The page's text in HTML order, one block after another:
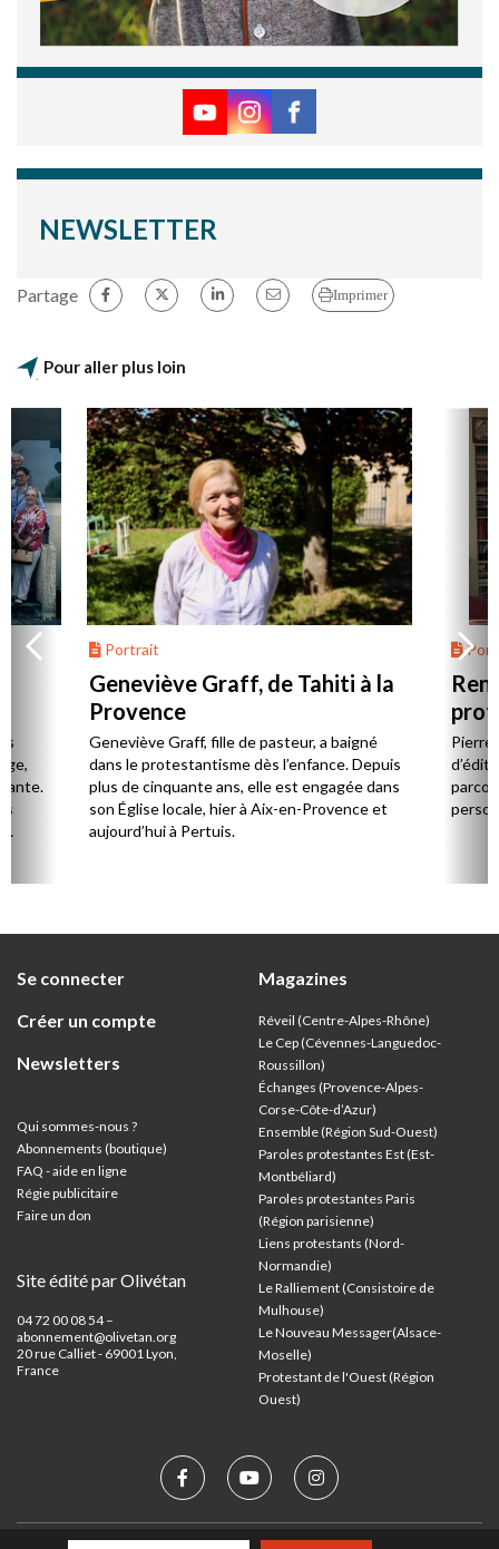
NEWSLETTER
Partage Imprimer
Pour aller plus loin
Portrait
Geneviève Graff, de Tahiti à la
Provence
Geneviève Graff, fille de pasteur, a baigné
dans le protestantisme dès l’enfance. Depuis
plus de cinquante ans, elle est engagée dans
son Église locale, hier à Aix-en-Provence et
aujourd’hui à Pertuis.
Se connecter
Créer un compte
Newsletters
Qui sommes-nous ?
Abonnements (boutique)
FAQ - aide en ligne
Régie publicitaire
Faire un don
Site édité par Olivétan
04 72 00 08 54 –
abonnement@olivetan.org
20 rue Calliet - 69001 Lyon,
France
Magazines
Réveil (Centre-Alpes-Rhône)
Le Cep (Cévennes-Languedoc-
Roussillon)
Échanges (Provence-Alpes-
Corse-Côte-d’Azur)
Ensemble (Région Sud-Ouest)
Paroles protestantes Est (Est-
Montbéliard)
Paroles protestantes Paris
(Région parisienne)
Liens protestants (Nord-
Normandie)
Le Ralliement (Consistoire de
Mulhouse)
Le Nouveau Messager(Alsace-
Moselle)
Protestant de l'Ouest (Région
Ouest)